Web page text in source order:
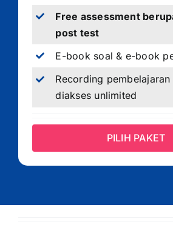
Free assessment
post test
E-book soal & e-book
Recording
diakses unlimited
PILIH PAKET